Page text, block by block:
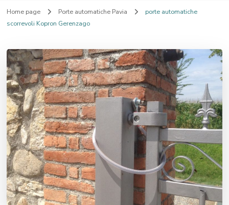
Home page Porte automatiche Pavia
porte automatiche
scorrevoli Kopron Gerenzago